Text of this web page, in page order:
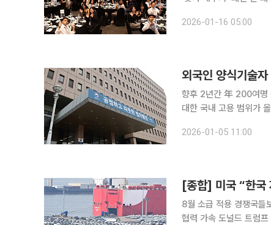
빠르게 달라지고 있다.
2026-01-16 05:00
외국인 양식기술
향후 2년간 年 200여명 外人 기술자 국내 활동 기
대한 국내 고용 범위가 올해부터 16
조피볼락‧숭어‧참돔) △
2026-01-05 11:00
8월 소급 적용 경쟁국들
협력 가속 도널드 트럼